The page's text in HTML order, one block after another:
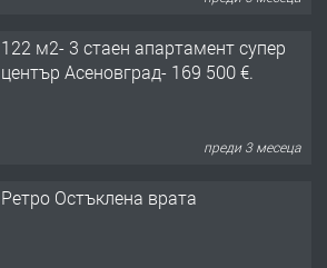
122 м2- 3 стаен апартамент супер
център Асеновград- 169 500 €.
преди 3 месеца
Ретро Остъклена врата